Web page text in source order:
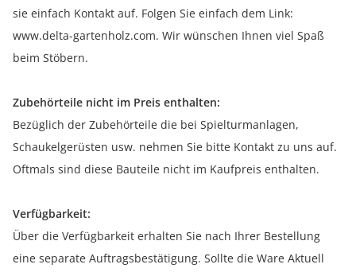
sie einfach Kontakt auf. Folgen Sie einfach dem Link:
www.delta-gartenholz.com. Wir wünschen Ihnen viel Spaß
beim Stöbern.
Zubehörteile nicht im Preis enthalten:
Bezüglich der Zubehörteile die bei Spielturmanlagen,
Schaukelgerüsten usw. nehmen Sie bitte Kontakt zu uns auf.
Oftmals sind diese Bauteile nicht im Kaufpreis enthalten.
Verfügbarkeit:
Über die Verfügbarkeit erhalten Sie nach Ihrer Bestellung
eine separate Auftragsbestätigung. Sollte die Ware Aktuell